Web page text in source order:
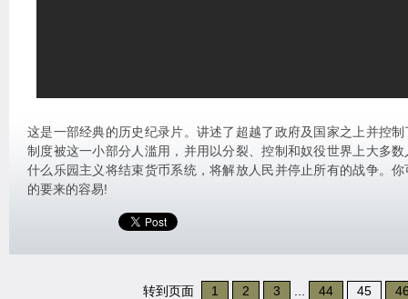
这是一部经典的历史纪录片。讲述了超越了政府及国家之上并控
制度被这一小部分人滥用，并用以分裂、控制和奴役世界上大多
什么乐园主义将结束货币系统，将解放人民并停止所有的战争。
的要来的容易!
转到页面 1 2 3 44 45